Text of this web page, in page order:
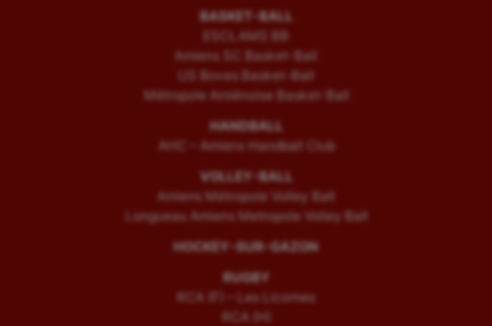
BASKET-BALL
ESCLAMS BB
Amiens SC Basket-Ball
US Boves Basket-Ball
Métropole Amiénoise Basket-Ball
HANDBALL
AHC – Amiens Handball Club
VOLLEY-BALL
Amiens Métropole Volley Ball
Longueau Amiens Metropole Volley Ball
HOCKEY-SUR-GAZON
RUGBY
RCA (F) – Les Licornes
RCA (H)